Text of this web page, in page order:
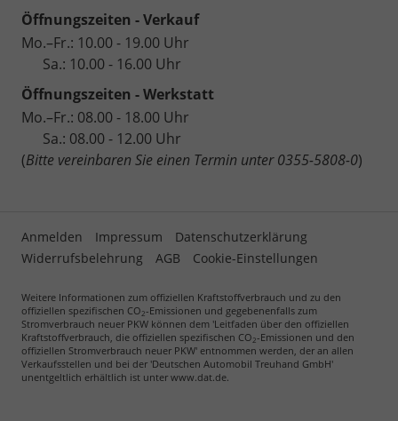
Öffnungszeiten - Verkauf
Mo.–Fr.: 10.00 - 19.00 Uhr
Sa.: 10.00 - 16.00 Uhr
Öffnungszeiten - Werkstatt
Mo.–Fr.: 08.00 - 18.00 Uhr
Sa.: 08.00 - 12.00 Uhr
(Bitte vereinbaren Sie einen Termin unter 0355-5808-0)
Anmelden Impressum
Datenschutzerklärung
Widerrufsbelehrung
AGB Cookie-Einstellungen
Weitere Informationen zum offiziellen Kraftstoffverbrauch und zu den
offiziellen spezifischen CO 2-Emissionen und gegebenenfalls zum
Stromverbrauch neuer PKW können dem 'Leitfaden über den offiziellen
Kraftstoffverbrauch, die offiziellen spezifischen CO 2-Emissionen und den
offiziellen Stromverbrauch neuer PKW' entnommen werden, der an allen
Verkaufsstellen und bei der 'Deutschen Automobil Treuhand GmbH'
unentgeltlich erhältlich ist unter www.dat.de.